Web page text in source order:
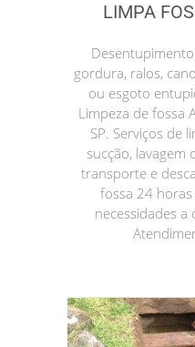
LIMPA
gordura, ralos,
ou esgoto
Limpeza de fossa
SP. Serviços de
sucção, lavagem
transporte e
fossa 24
necessidades